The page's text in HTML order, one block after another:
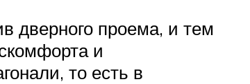
дверного проема, и тем
и
то есть в